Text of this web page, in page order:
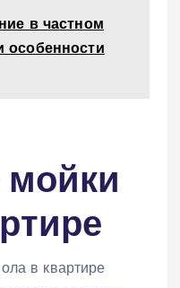
в частном
мойки
в квартире